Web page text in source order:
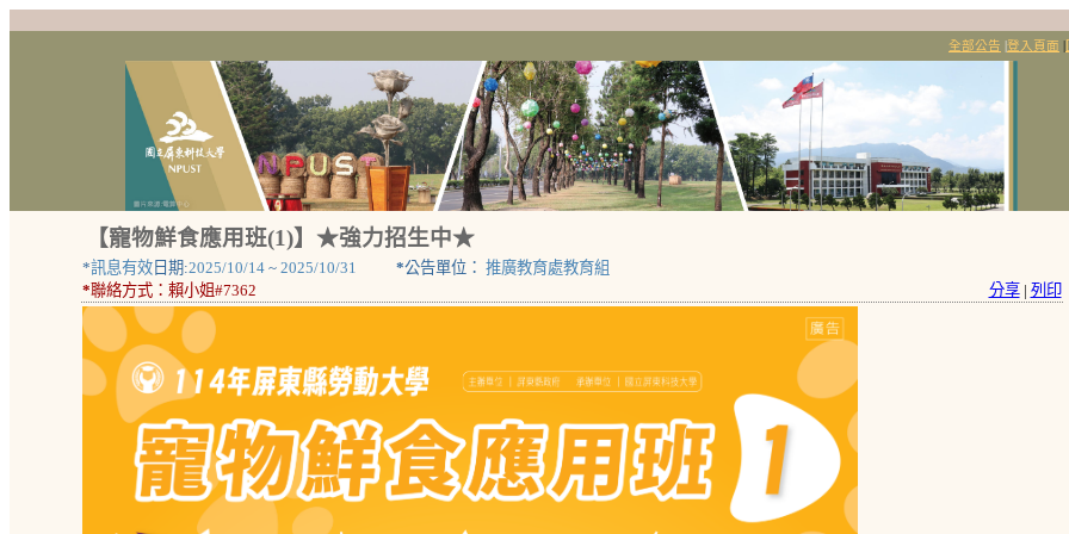
全部公告 登入頁面
【寵物鮮食應用班(1)】★強力招生中★
*訊息有效日期:2025/10/14~ 2025/10/31 *公告單位： 推廣教育處教育組
*聯絡方式： 賴小姐#7362 分享 | 列印